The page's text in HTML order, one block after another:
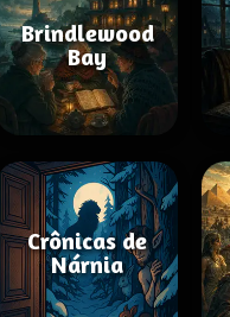
Brindlewood
Bay
Crônicas de
Nárnia